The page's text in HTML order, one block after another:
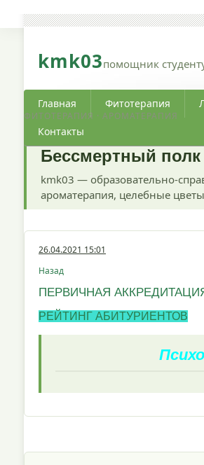
kmk03помощник
ФИТОТЕРАПИЯ · АРОМАТЕРАПИЯ
Главная Фитотерапия
Контакты
Бессмертный
kmk03 — образовательно-
ароматерапия, целебные
26.04.2021 15:01
Назад
ПЕРВИЧНАЯ
РЕЙТИНГ АБИТУРИЕНТОВ